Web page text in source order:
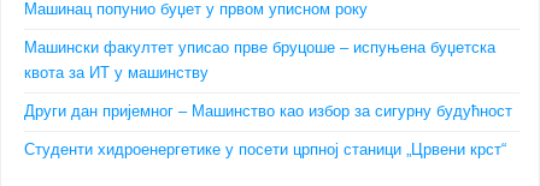
Машинац попунио буџет у првом уписном року
Машински факултет уписао прве бруцоше – испуњена буџетска
квота за ИТ у машинству
Други дан пријемног – Машинство као избор за сигурну будућност
Студенти хидроенергетике у посети црпној станици „Црвени крст“